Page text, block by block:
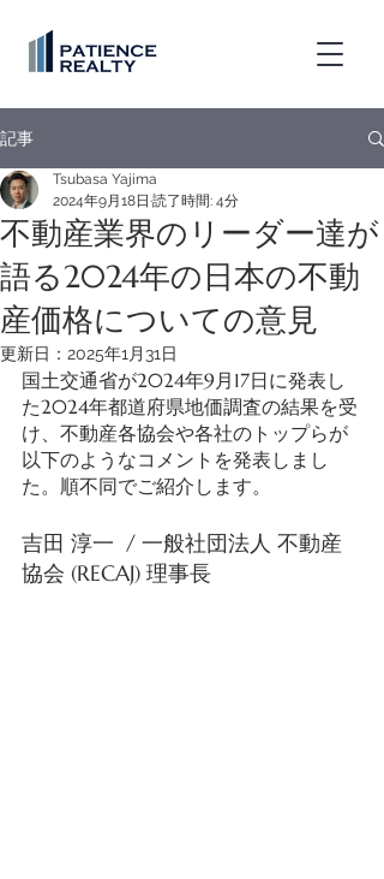
記事
不動産業界のリーダー達が
語る2024年の日本の不動
産価格についての意見
Tsubasa Yajima
2024年9月18日 読了時間: 4分
更新日： 2025年1月31日
国土交通省が2024年9月17日に発表し
た2024年都道府県地価調査の結果を受
け、不動産各協会や各社のトップらが
以下のようなコメントを発表しまし
た。順不同でご紹介します。
吉田 淳一  / 一般社団法人 不動産
協会 (RECAJ) 理事長